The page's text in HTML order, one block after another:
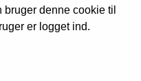
denne cookie til
er logget ind.